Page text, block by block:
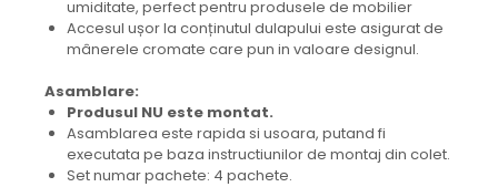
umiditate, perfect pentru produsele de mobilier
Accesul ușor la conținutul dulapului este asigurat de
mânerele cromate care pun in valoare designul.
Asamblare:
Produsul NU este montat.
Asamblarea este rapida si usoara, putand fi
executata pe baza instructiunilor de montaj din colet.
Set numar pachete: 4 pachete.